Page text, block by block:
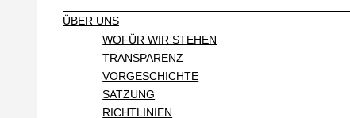
ÜBER UNS
WOFÜR WIR STEHEN
TRANSPARENZ
VORGESCHICHTE
SATZUNG
RICHTLINIEN